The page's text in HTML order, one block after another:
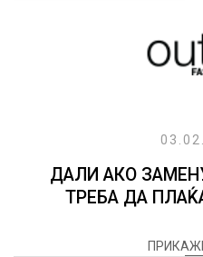
ДАЛИ АКО
ТРЕБА ДА